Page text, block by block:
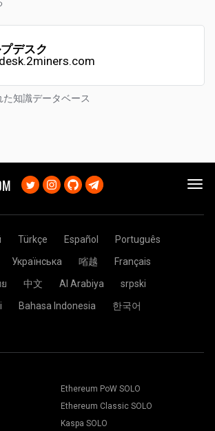
デスク
知識データベース
Türkçe Español
Português
Українська 㗂越
Français
中文 Al Arabiya
srpski
Bahasa Indonesia
한국어
Ethereum PoW SOLO
Ethereum Classic SOLO
Kaspa SOLO